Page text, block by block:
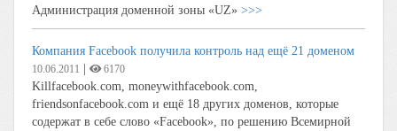
Администрация доменной зоны «UZ» >>>
Компания Facebook получила контроль над ещё 21 доменом
10.06.2011 6170
Killfacebook.com, moneywithfacebook.com,
friendsonfacebook.com и ещё 18 других доменов, которые
содержат в себе слово «Facebook», по решению Всемирной